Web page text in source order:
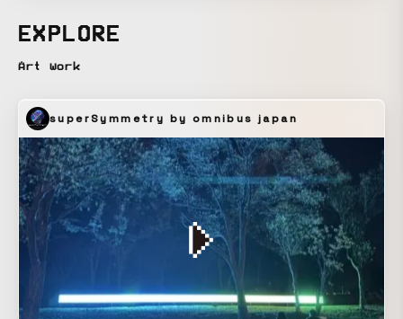
れると、構成要素が時空間を超越し、ひとつの存在として現
れる。そして、表層的に形状や大きさが大きく変化したり、
維持される。 この時空間的存在は、無秩序の海の一部であ
り、無秩序の海へ飲み込まれていくが、また無秩序の海から
生まれ続ける。 秩序と無秩序、存在と全体は、境界がなく連
続し、ぶつかり合い混ざり合うが、満ち引きし続ける。 レン
ズやパースペクティブによる映像は、三次元的な空間を二次
元平面に表す空間のイリュージョンであり、三次元空間が二
次元平面の向こう側に出現し、その三次元空間と鑑賞者は別
空間であり、二次元平面が境界面となる。そして、視点が固
定され、身体を失う。それらとは違い、この作品は、空間の
イリュージョンではなく、作品空間は人々の身体のある空間
にそのまま存在する。壁や床は、鑑賞者と作品空間との境界
EXPLORE
Art work
superSymmetry by omnibus japan